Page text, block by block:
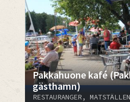
Pakkahuone kafé
gästhamn)
RESTAURANGER,